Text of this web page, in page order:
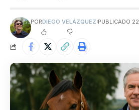
PORDIEGO VELÁZQUEZ PUBLICADO